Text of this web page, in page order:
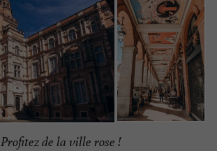
Profitez de la ville rose !